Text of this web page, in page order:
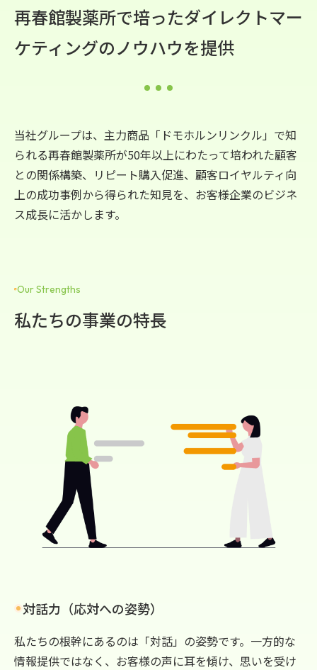
再春館製薬所で培ったダイレクトマー
ケティングのノウハウを提供
当社グループは、主力商品「ドモホルンリンクル」で知
られる再春館製薬所が50年以上にわたって培われた顧客
との関係構築、リピート購入促進、顧客ロイヤルティ向
上の成功事例から得られた知見を、お客様企業のビジネ
ス成長に活かします。
Our Strengths
私たちの事業の特長
対話力（応対への姿勢）
私たちの根幹にあるのは「対話」の姿勢です。一方的な
情報提供ではなく、お客様の声に耳を傾け、思いを受け